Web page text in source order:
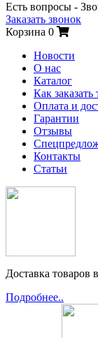
Есть вопросы -
Заказать звонок
Корзина 0
Новости
О нас
Каталог
Как заказать
Оплата и
Гарантии
Отзывы
Контакты
Статьи
Доставка
Подробнее..